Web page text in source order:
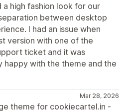
a high fashion look for our
between desktop
I had an issue when
version with one of the
ticket and it was
happy with the theme and the
Mar 28, 2026
theme for cookiecartel.in -